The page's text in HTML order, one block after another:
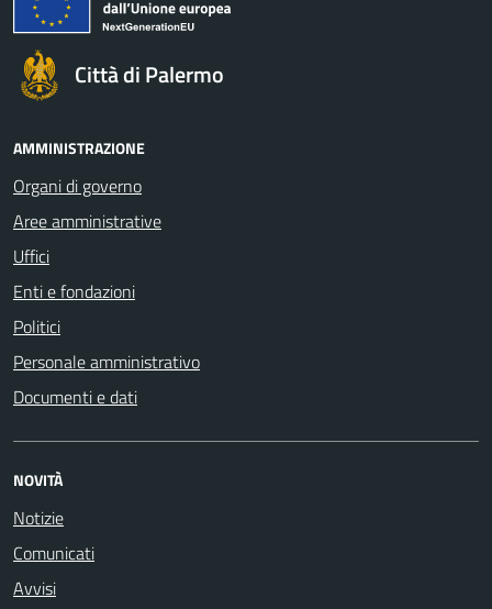
Città di Palermo
AMMINISTRAZIONE
Organi di governo
Aree amministrative
Uffici
Enti e fondazioni
Politici
Personale amministrativo
Documenti e dati
NOVITÀ
Notizie
Comunicati
Avvisi